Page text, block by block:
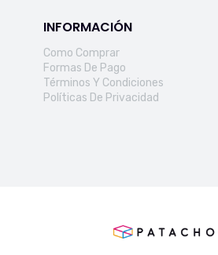
INFORMACIÓN
Como Comprar
Formas De Pago
Términos Y Condiciones
Políticas De Privacidad